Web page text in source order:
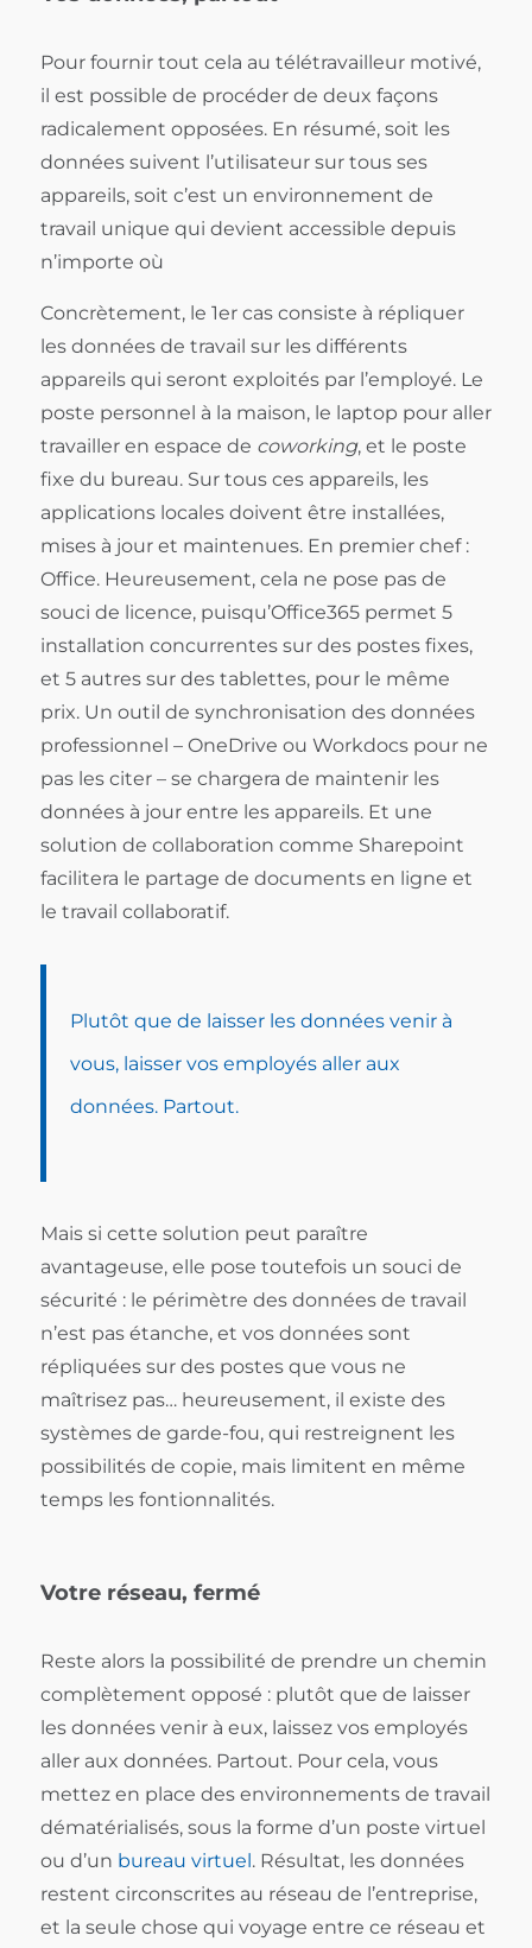
Pour fournir tout cela au télétravailleur motivé,
il est possible de procéder de deux façons
radicalement opposées. En résumé, soit les
données suivent l’utilisateur sur tous ses
appareils, soit c’est un environnement de
travail unique qui devient accessible depuis
n’importe où
Concrètement, le 1er cas consiste à répliquer
les données de travail sur les différents
appareils qui seront exploités par l’employé. Le
poste personnel à la maison, le laptop pour aller
travailler en espace de coworking, et le poste
fixe du bureau. Sur tous ces appareils, les
applications locales doivent être installées,
mises à jour et maintenues. En premier chef :
Office. Heureusement, cela ne pose pas de
souci de licence, puisqu’Office365 permet 5
installation concurrentes sur des postes fixes,
et 5 autres sur des tablettes, pour le même
prix. Un outil de synchronisation des données
professionnel – OneDrive ou Workdocs pour ne
pas les citer – se chargera de maintenir les
données à jour entre les appareils. Et une
solution de collaboration comme Sharepoint
facilitera le partage de documents en ligne et
le travail collaboratif.
Plutôt que de laisser les données venir à
vous, laisser vos employés aller aux
données. Partout.
Mais si cette solution peut paraître
avantageuse, elle pose toutefois un souci de
sécurité : le périmètre des données de travail
n’est pas étanche, et vos données sont
répliquées sur des postes que vous ne
maîtrisez pas… heureusement, il existe des
systèmes de garde-fou, qui restreignent les
possibilités de copie, mais limitent en même
temps les fontionnalités.
Votre réseau, fermé
Reste alors la possibilité de prendre un chemin
complètement opposé : plutôt que de laisser
les données venir à eux, laissez vos employés
aller aux données. Partout. Pour cela, vous
mettez en place des environnements de travail
dématérialisés, sous la forme d’un poste virtuel
ou d’un bureau virtuel. Résultat, les données
restent circonscrites au réseau de l’entreprise,
et la seule chose qui voyage entre ce réseau et